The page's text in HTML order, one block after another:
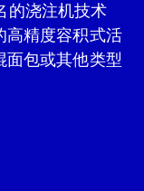
的浇注机技术
高精度容积式活
包或其他类型